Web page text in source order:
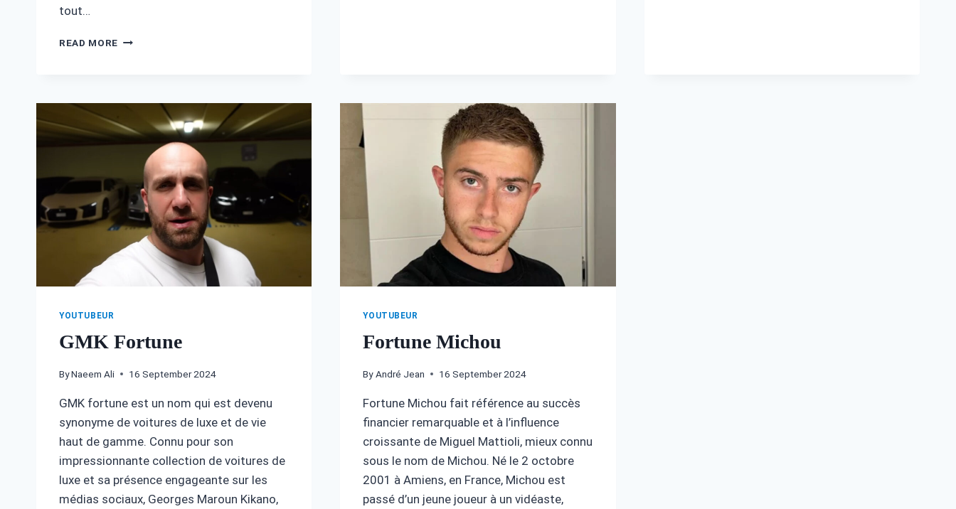
tout…
READ MORE TEUFEURS
VIE
ET
SUCCÈS
YOUTUBEUR
GMK Fortune
ByNaeem Ali 16 September 2024
GMK fortune est un nom qui est devenu
synonyme de voitures de luxe et de vie
haut de gamme. Connu pour son
impressionnante collection de voitures de
luxe et sa présence engageante sur les
médias sociaux, Georges Maroun Kikano,
YOUTUBEUR
Fortune Michou
By André Jean 16 September 2024
Fortune Michou fait référence au succès
financier remarquable et à l’influence
croissante de Miguel Mattioli, mieux connu
sous le nom de Michou. Né le 2 octobre
2001 à Amiens, en France, Michou est
passé d’un jeune joueur à un vidéaste,